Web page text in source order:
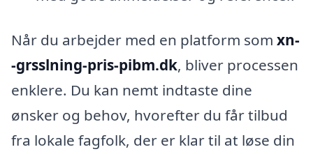
Når du arbejder med en platform som xn-
-grsslning-pris-pibm.dk, bliver processen
enklere. Du kan nemt indtaste dine
ønsker og behov, hvorefter du får tilbud
fra lokale fagfolk, der er klar til at løse din